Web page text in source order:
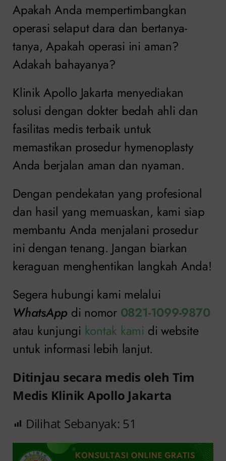
Apakah Anda mempertimbangkan
operasi selaput dara dan bertanya-
tanya, Apakah operasi ini aman?
Adakah bahayanya?
Klinik Apollo Jakarta menyediakan
solusi dengan dokter bedah ahli dan
fasilitas medis terbaik untuk
memastikan prosedur hymenoplasty
Anda berjalan aman dan nyaman.
Dengan pendekatan yang profesional
dan hasil yang memuaskan, kami siap
membantu Anda menjalani prosedur
ini dengan tenang. Jangan biarkan
keraguan menghentikan langkah Anda!
Segera hubungi kami melalui
WhatsApp di nomor 0821-1099-9870
atau kunjungi kontak kami di website
untuk informasi lebih lanjut.
Ditinjau secara medis oleh Tim
Medis Klinik Apollo Jakarta
Dilihat Sebanyak: 51